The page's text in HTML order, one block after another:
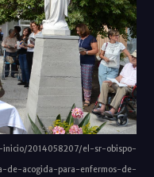
inicio/2014058207/el-sr-obispo-
de-acogida-para-enfermos-de-